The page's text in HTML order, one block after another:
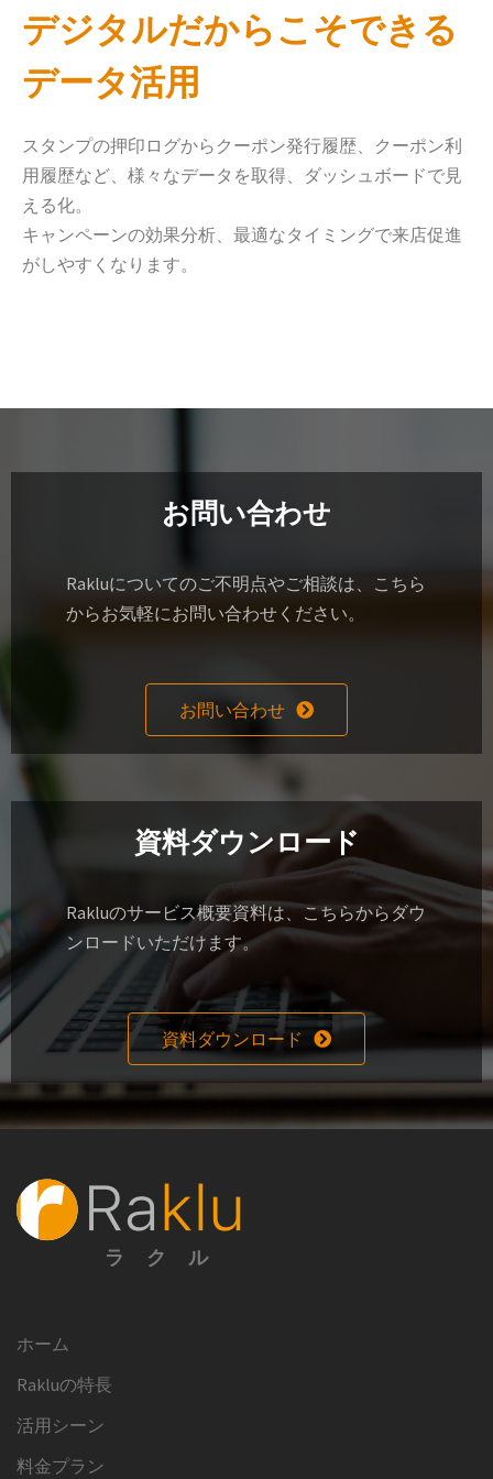
デジタルだからこそできる
データ活用
スタンプの押印ログからクーポン発行履歴、クーポン利
用履歴など、様々なデータを取得、ダッシュボードで見
える化。
キャンペーンの効果分析、最適なタイミングで来店促進
がしやすくなります。
お問い合わせ
Rakluについてのご不明点やご相談は、こちら
からお気軽にお問い合わせください。
お問い合わせ
資料ダウンロード
Rakluのサービス概要資料は、こちらからダウ
ンロードいただけます。
資料ダウンロード
ラクル
ホーム
Rakluの特長
活用シーン
料金プラン